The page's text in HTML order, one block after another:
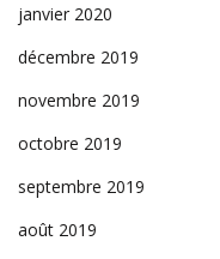
janvier 2020
décembre 2019
novembre 2019
octobre 2019
septembre 2019
août 2019